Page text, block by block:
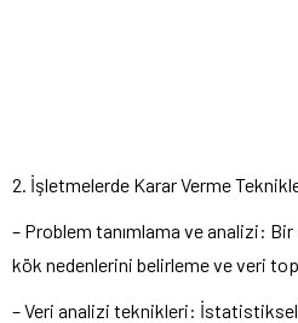
2. İşletmelerde Karar Verme
– Problem tanımlama ve analizi:
kök nedenlerini belirleme ve veri
– Veri analizi teknikleri: